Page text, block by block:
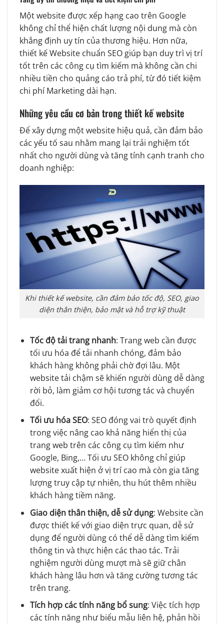
Một website được xếp hạng cao trên Google
không chỉ thể hiện chất lượng nội dung mà còn
khẳng định uy tín của thương hiệu. Hơn nữa,
thiết kế Website chuẩn SEO giúp bạn duy trì vị trí
tốt trên các công cụ tìm kiếm mà không cần chi
nhiều tiền cho quảng cáo trả phí, từ đó tiết kiệm
chi phí Marketing dài hạn.
Những yêu cầu cơ bản trong thiết kế website
Để xây dựng một website hiệu quả, cần đảm bảo
các yếu tố sau nhằm mang lại trải nghiệm tốt
nhất cho người dùng và tăng tính cạnh tranh cho
doanh nghiệp:
Khi thiết kế website, cần đảm bảo tốc độ, SEO, giao
diện thân thiện, bảo mật và hỗ trợ kỹ thuật
Tốc độ tải trang nhanh: Trang web cần được
tối ưu hóa để tải nhanh chóng, đảm bảo
khách hàng không phải chờ đợi lâu. Một
website tải chậm sẽ khiến người dùng dễ dàng
rời bỏ, làm giảm cơ hội tương tác và chuyển
đổi.
Tối ưu hóa SEO: SEO đóng vai trò quyết định
trong việc nâng cao khả năng hiển thị của
trang web trên các công cụ tìm kiếm như
Google, Bing,… Tối ưu SEO không chỉ giúp
website xuất hiện ở vị trí cao mà còn gia tăng
lượng truy cập tự nhiên, thu hút thêm nhiều
khách hàng tiềm năng.
Giao diện thân thiện, dễ sử dụng: Website cần
được thiết kế với giao diện trực quan, dễ sử
dụng để người dùng có thể dễ dàng tìm kiếm
thông tin và thực hiện các thao tác. Trải
nghiệm người dùng mượt mà sẽ giữ chân
khách hàng lâu hơn và tăng cường tương tác
trên trang.
Tích hợp các tính năng bổ sung: Việc tích hợp
các tính năng như biểu mẫu liên hệ, phản hồi